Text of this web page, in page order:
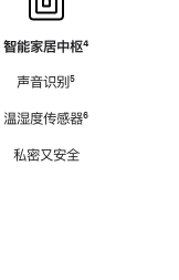
智能家居中枢脚
⁴
声音识别脚
⁵
温湿度传感器脚
⁶
私密又安全